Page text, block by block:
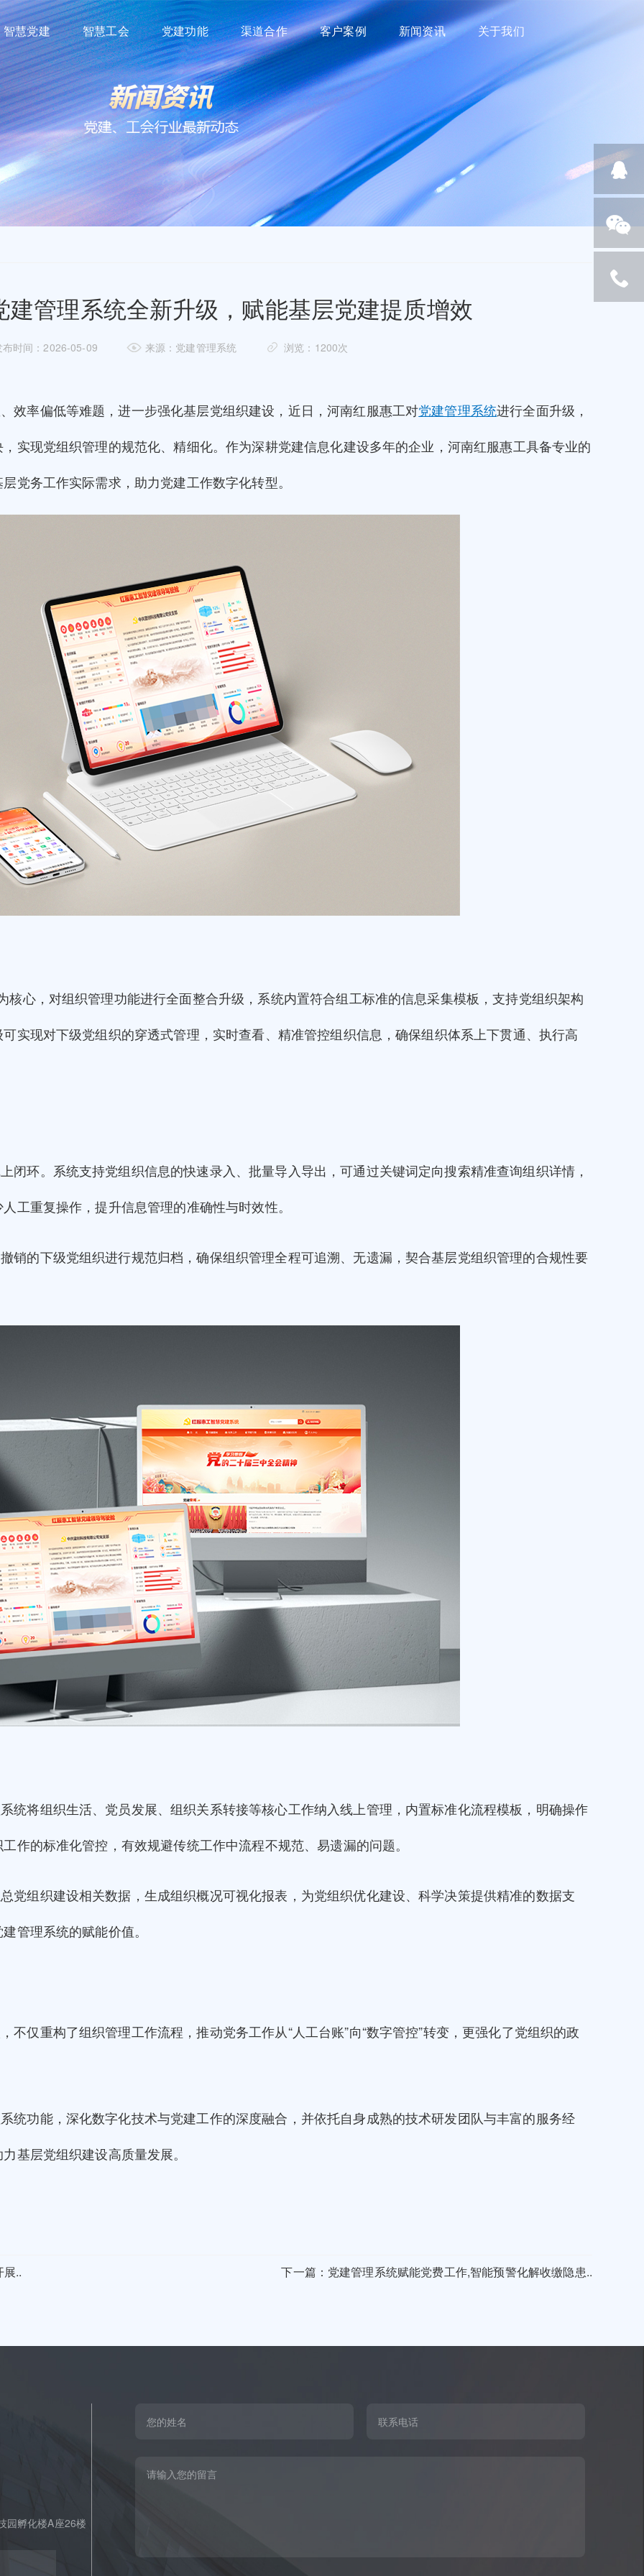
智慧党建 智慧工会 党建功能 渠道合作 客户案例 新闻资讯 关于我们
建管理系统全新升级，赋能基层党建提质增效
布时间：2026-05-09 来源：党建管理系统 浏览：1200次
效率偏低等难题，进一步强化基层党组织建设，近日，河南红服惠工对党建管理系统进行全面升级，
实现党组织管理的规范化、精细化。作为深耕党建信息化建设多年的企业，河南红服惠工具备专业的
党务工作实际需求，助力党建工作数字化转型。
核心，对组织管理功能进行全面整合升级，系统内置符合组工标准的信息采集模板，支持党组织架构
实现对下级党组织的穿透式管理，实时查看、精准管控组织信息，确保组织体系上下贯通、执行高
闭环。系统支持党组织信息的快速录入、批量导入导出，可通过关键词定向搜索精准查询组织详情，
工重复操作，提升信息管理的准确性与时效性。
销的下级党组织进行规范归档，确保组织管理全程可追溯、无遗漏，契合基层党组织管理的合规性要
统将组织生活、党员发展、组织关系转接等核心工作纳入线上管理，内置标准化流程模板，明确操作
作的标准化管控，有效规避传统工作中流程不规范、易遗漏的问题。
党组织建设相关数据，生成组织概况可视化报表，为党组织优化建设、科学决策提供精准的数据支
管理系统的赋能价值。
不仅重构了组织管理工作流程，推动党务工作从“人工台账”向“数字管控”转变，更强化了党组织的政
统功能，深化数字化技术与党建工作的深度融合，并依托自身成熟的技术研发团队与丰富的服务经
基层党组织建设高质量发展。
展.. 下一篇：党建管理系统赋能党费工作,智能预警化解收缴隐患..
园孵化楼A座26楼